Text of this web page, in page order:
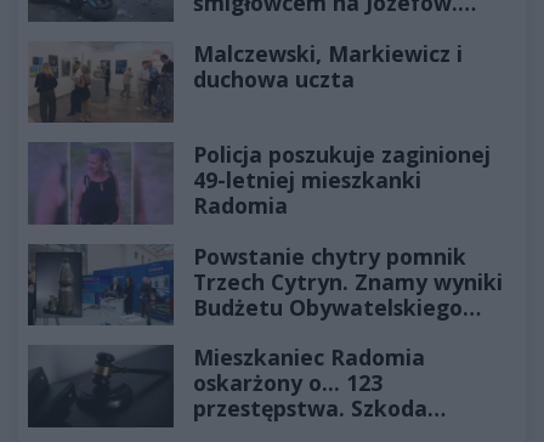
Malczewski, Markiewicz i
duchowa uczta
Policja poszukuje zaginionej
49-letniej mieszkanki
Radomia
Powstanie chytry pomnik
Trzech Cytryn. Znamy wyniki
Budżetu Obywatelskiego
Mieszkaniec Radomia
oskarżony o... 123
przestępstwa. Szkoda